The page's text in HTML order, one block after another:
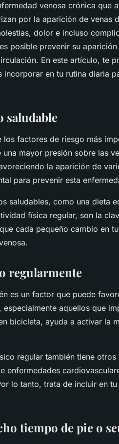
venosa crónica que
por la aparición de venas
dolor e incluso
posible prevenir su
En este artículo, te
incorporar en tu rutina diaria
saludable
los factores de riesgo más
mayor presión sobre las
la aparición de
para prevenir esta
saludables, como una dieta
física regular, son la
cada pequeño cambio en
regularmente
es un factor que puede
aquellos que
bicicleta, ayuda a activar la
regular también tiene
enfermedades
lo tanto, trata de incluir en
tiempo de pie o